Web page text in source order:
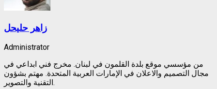
زاهر حليحل
Administrator
من مؤسسي موقع بلدة القلمون في لبنان. مخرج فني ابداعي في
مجال التصميم والاعلان في الإمارات العربية المتحدة. مهتم بشؤون
التقنية والتصوير.